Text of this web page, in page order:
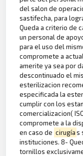
del salon de
sastifecha, para
Queda a criterio de
un personal de
para el uso del
compromete a
amerite ya sea por
descontinuado el
esterilizacion
especificada la
cumplir con los
comercializacion(
compromete a la
en caso de cirugías
instituciones. 8-
tornillos